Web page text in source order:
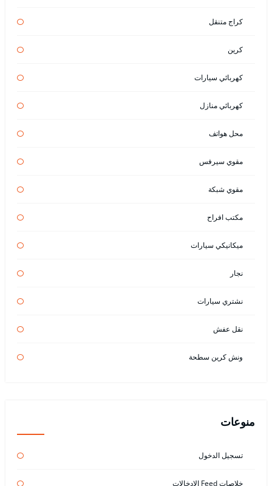
كراج متنقل
كرين
كهربائي سيارات
كهربائي منازل
محل هواتف
مقوي سيرفس
مقوي شبكة
مكتب افراح
ميكانيكي سيارات
نجار
نشتري سيارات
نقل عفش
ونش كرين سطحة
منوعات
تسجيل الدخول
خلاصات Feed الإدخالات